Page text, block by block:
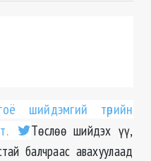
шийдэмгий төрийн
Төслөө шийдэх үү,
балчраас авахуулаад